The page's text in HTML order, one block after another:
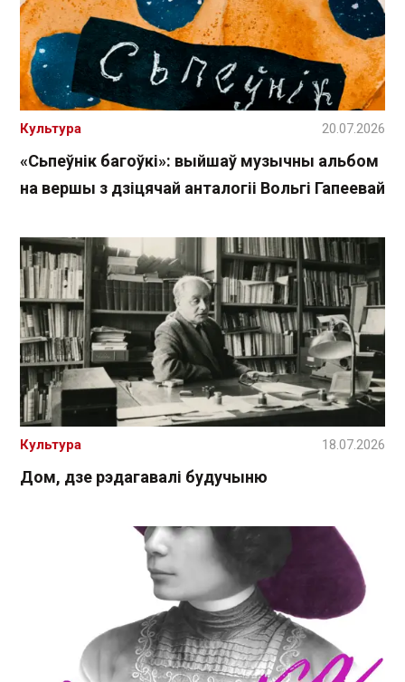
«Сьпеўнік багоўкі»: выйшаў музычны альбом
на вершы з дзіцячай анталогіі Вольгі Гапеевай
Культура 20.07.2026
Дом, дзе рэдагавалі будучыню
Культура 18.07.2026